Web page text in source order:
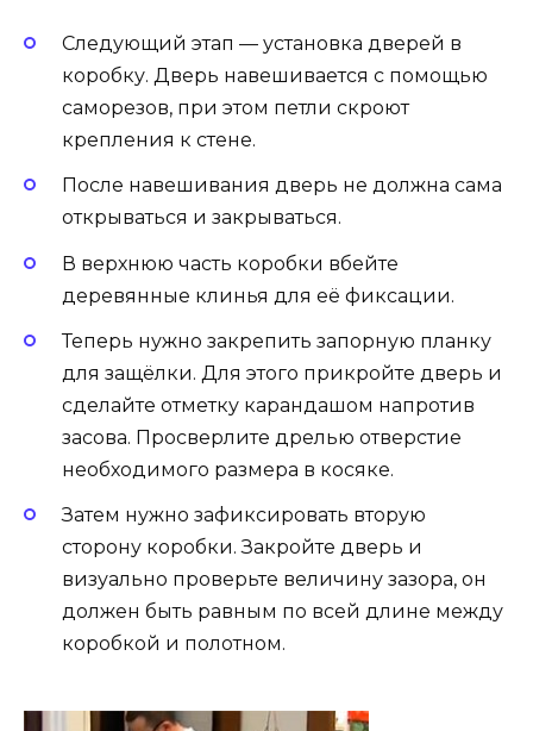
Следующий этап — установка дверей в
коробку. Дверь навешивается с помощью
саморезов, при этом петли скроют
крепления к стене.
После навешивания дверь не должна сама
открываться и закрываться.
В верхнюю часть коробки вбейте
деревянные клинья для её фиксации.
Теперь нужно закрепить запорную планку
для защёлки. Для этого прикройте дверь и
сделайте отметку карандашом напротив
засова. Просверлите дрелью отверстие
необходимого размера в косяке.
Затем нужно зафиксировать вторую
сторону коробки. Закройте дверь и
визуально проверьте величину зазора, он
должен быть равным по всей длине между
коробкой и полотном.